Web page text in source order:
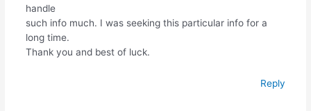
handle
such info much. I was seeking this particular info for a
long time.
Thank you and best of luck.
Reply